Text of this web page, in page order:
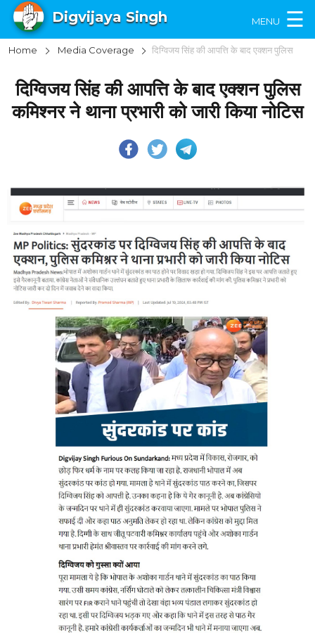
Digvijaya Singh MENU ☰
×
Home Media Coverage दिग्विजय सिंह की आपत्ति के बाद एक्शन पुलिस कमिश्नर ने थाना प्रभारी को जारी किया नोटिस
दिग्विजय सिंह की आपत्ति के बाद एक्शन पुलिस
कमिश्नर ने थाना प्रभारी को जारी किया नोटिस